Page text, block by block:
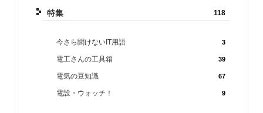
特集 118
今さら聞けないIT用語 3
電工さんの工具箱 39
電気の豆知識 67
電設・ウォッチ！ 9